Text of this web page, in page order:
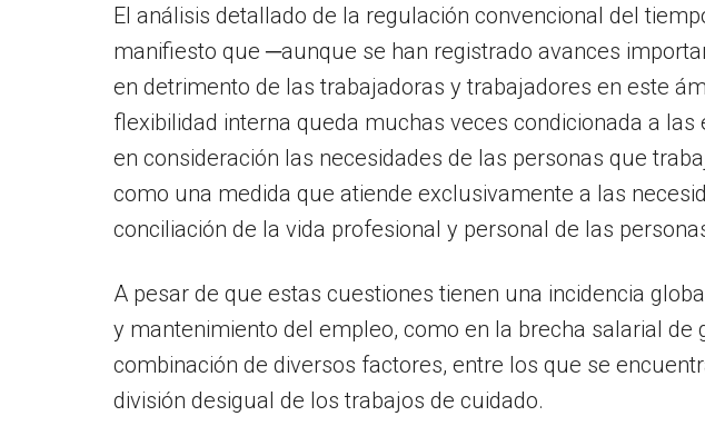
El análisis detallado de la regulación convencional del
manifiesto que ─aunque se han registrado avances
en detrimento de las trabajadoras y trabajadores en este
flexibilidad interna queda muchas veces condicionada a
en consideración las necesidades de las personas que
como una medida que atiende exclusivamente a las
conciliación de la vida profesional y personal de las
A pesar de que estas cuestiones tienen una incidencia
y mantenimiento del empleo, como en la brecha salarial
combinación de diversos factores, entre los que se
división desigual de los trabajos de cuidado.